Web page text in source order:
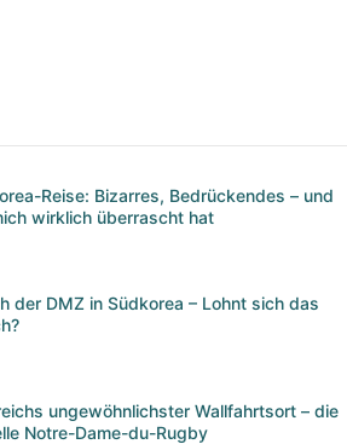
Reise: Bizarres, Bedrückendes – und
wirklich überrascht hat
der DMZ in Südkorea – Lohnt sich das
ungewöhnlichster Wallfahrtsort – die
Notre-Dame-du-Rugby